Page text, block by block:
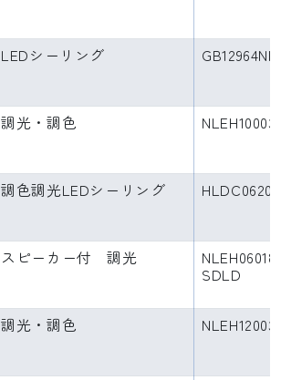
LEDシーリング GB12964NF
調光・調色
調色調光LEDシーリング HLDC06208
スピーカー付 調光
SDLD
調光・調色